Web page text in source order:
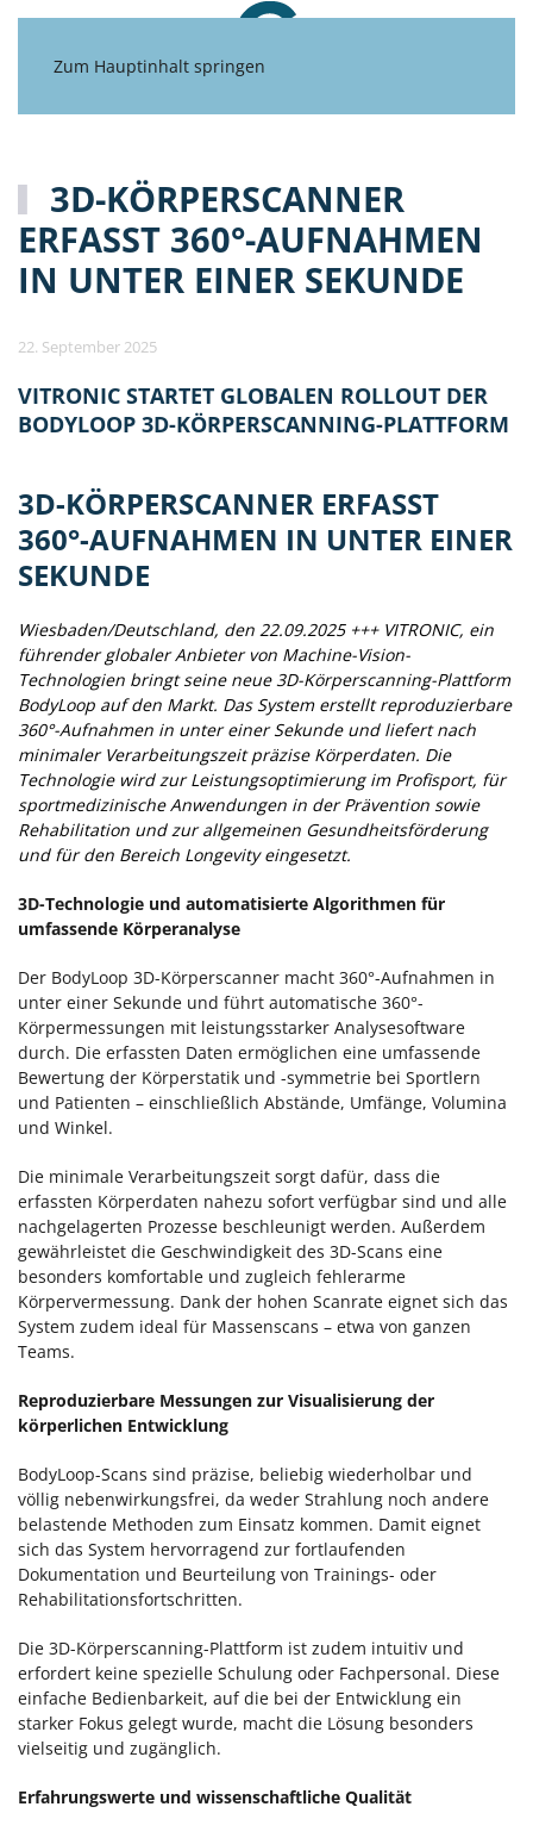
Zum Hauptinhalt springen
3D-KÖRPERSCANNER
ERFASST 360°-AUFNAHMEN
IN UNTER EINER SEKUNDE
22. September 2025
VITRONIC STARTET GLOBALEN ROLLOUT DER
BODYLOOP 3D-KÖRPERSCANNING-PLATTFORM
3D-KÖRPERSCANNER ERFASST
360°-AUFNAHMEN IN UNTER EINER
SEKUNDE
Wiesbaden/Deutschland, den 22.09.2025 +++ VITRONIC, ein
führender globaler Anbieter von Machine-Vision-
Technologien bringt seine neue 3D-Körperscanning-Plattform
BodyLoop auf den Markt. Das System erstellt reproduzierbare
360°-Aufnahmen in unter einer Sekunde und liefert nach
minimaler Verarbeitungszeit präzise Körperdaten. Die
Technologie wird zur Leistungsoptimierung im Profisport, für
sportmedizinische Anwendungen in der Prävention sowie
Rehabilitation und zur allgemeinen Gesundheitsförderung
und für den Bereich Longevity eingesetzt.
3D-Technologie und automatisierte Algorithmen für
umfassende Körperanalyse
Der BodyLoop 3D-Körperscanner macht 360°-Aufnahmen in
unter einer Sekunde und führt automatische 360°-
Körpermessungen mit leistungsstarker Analysesoftware
durch. Die erfassten Daten ermöglichen eine umfassende
Bewertung der Körperstatik und -symmetrie bei Sportlern
und Patienten – einschließlich Abstände, Umfänge, Volumina
und Winkel.
Die minimale Verarbeitungszeit sorgt dafür, dass die
erfassten Körperdaten nahezu sofort verfügbar sind und alle
nachgelagerten Prozesse beschleunigt werden. Außerdem
gewährleistet die Geschwindigkeit des 3D-Scans eine
besonders komfortable und zugleich fehlerarme
Körpervermessung. Dank der hohen Scanrate eignet sich das
System zudem ideal für Massenscans – etwa von ganzen
Teams.
Reproduzierbare Messungen zur Visualisierung der
körperlichen Entwicklung
BodyLoop-Scans sind präzise, beliebig wiederholbar und
völlig nebenwirkungsfrei, da weder Strahlung noch andere
belastende Methoden zum Einsatz kommen. Damit eignet
sich das System hervorragend zur fortlaufenden
Dokumentation und Beurteilung von Trainings- oder
Rehabilitationsfortschritten.
Die 3D-Körperscanning-Plattform ist zudem intuitiv und
erfordert keine spezielle Schulung oder Fachpersonal. Diese
einfache Bedienbarkeit, auf die bei der Entwicklung ein
starker Fokus gelegt wurde, macht die Lösung besonders
vielseitig und zugänglich.
Erfahrungswerte und wissenschaftliche Qualität